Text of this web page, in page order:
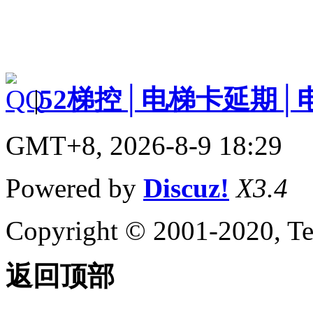
|52梯控│电梯卡延期│
GMT+8, 2026-8-9 18:29
Powered by Discuz! X3.4
Copyright © 2001-2020,
返回顶部